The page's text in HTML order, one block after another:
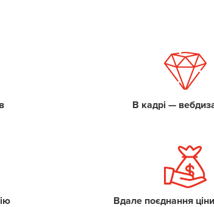
В кадрі —
Вдале поєднання ціни